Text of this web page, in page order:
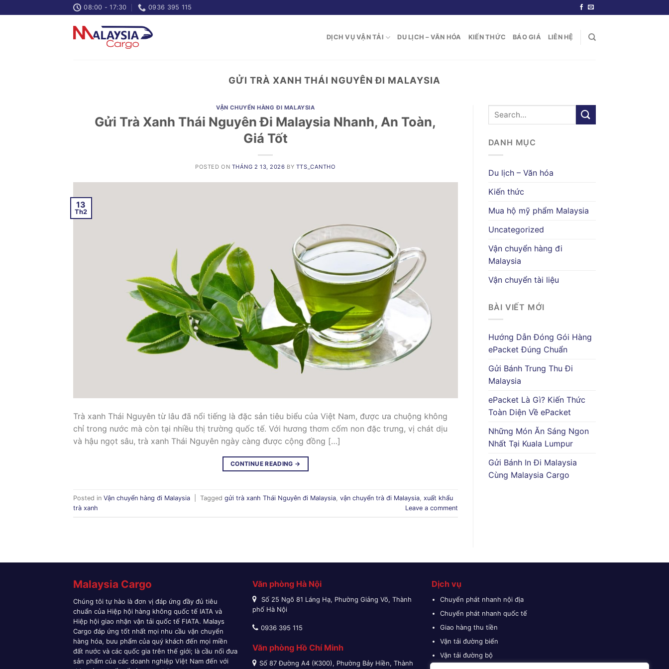
to
08:00 - 17:30 0936 395 115
DỊCH VỤ VẬN TẢI DU LỊCH – VĂN HÓA KIẾN THỨC BÁO GIÁ LIÊN HỆ
GỬI TRÀ XANH THÁI NGUYÊN ĐI MALAYSIA
VẬN CHUYỂN HÀNG ĐI MALAYSIA
Gửi Trà Xanh Thái Nguyên Đi Malaysia Nhanh, An Toàn,
Giá Tốt
POSTED ON THÁNG 2 13, 2026 BY TTS_CANTHO
13
Th2
Trà xanh Thái Nguyên từ lâu đã nổi tiếng là đặc sản tiêu biểu của Việt Nam, được ưa chuộng không
chỉ trong nước mà còn tại nhiều thị trường quốc tế. Với hương thơm cốm non đặc trưng, vị chát dịu
và hậu ngọt sâu, trà xanh Thái Nguyên ngày càng được cộng đồng […]
CONTINUE READING →
Posted in Vận chuyển hàng đi Malaysia Tagged gửi trà xanh Thái Nguyên đi Malaysia vận chuyển trà đi Malaysia xuất khẩu
trà xanh
Leave a comment
DANH MỤC
Du lịch – Văn hóa
Kiến thức
Mua hộ mỹ phẩm Malaysia
Uncategorized
Vận chuyển hàng đi
Malaysia
Vận chuyển tài liệu
BÀI VIẾT MỚI
Hướng Dẫn Đóng Gói Hàng
ePacket Đúng Chuẩn
Gửi Bánh Trung Thu Đi
Malaysia
ePacket Là Gì? Kiến Thức
Toàn Diện Về ePacket
Những Món Ăn Sáng Ngon
Nhất Tại Kuala Lumpur
Gửi Bánh In Đi Malaysia
Cùng Malaysia Cargo
Malaysia Cargo
Chúng tôi tự hào là đơn vị đáp ứng đầy đủ tiêu
chuẩn của Hiệp hội hàng không quốc tế IATA và
Hiệp hội giao nhận vận tải quốc tế FIATA. Malays
Cargo đáp ứng tốt nhất mọi nhu cầu vận chuyển
hàng hóa, bưu phẩm của quý khách đến mọi miền
đất nước và các quốc gia trên thế giới; là cầu nối đưa
sản phẩm của các doanh nghiệp Việt Nam đến với
Văn phòng Hà Nội
Số 25 Ngõ 81 Láng Hạ, Phường Giảng Võ, Thành
phố Hà Nội
0936 395 115
Văn phòng Hồ Chí Minh
Số 87 Đường A4 (K300), Phường Bảy Hiền, Thành
Dịch vụ
Chuyển phát nhanh nội địa
Chuyển phát nhanh quốc tế
Giao hàng thu tiền
Vận tải đường biển
Vận tải đường bộ